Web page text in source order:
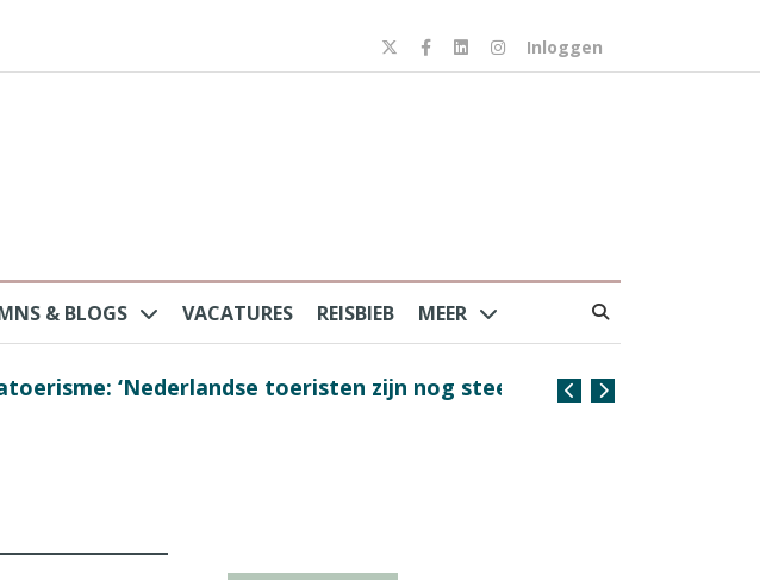
Inloggen
& BLOGS VACATURES REISBIEB MEER
‘Nederlandse toeristen zijn nog steeds
Coffee with the